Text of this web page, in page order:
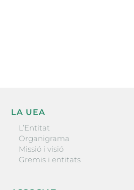
LA UEA
L’Entitat
Organigrama
Missió i visió
Gremis i entitats